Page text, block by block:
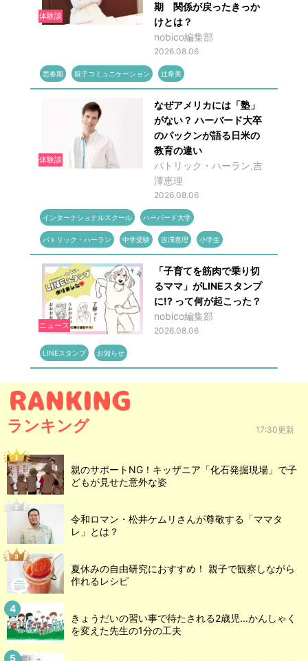
体験談
期 関係が戻ったきっか
けとは？
nobico編集部
2026.08.06
思春期 親子コミュニケーション 辻希美
体験談
なぜアメリカには「塾」
がない？ ハーバード大卒
のパックンが語る日米の
教育の違い
パトリック・ハーラン,吉
澤恵理
2026.08.06
インターナショナルスクール ハーバード大学
パトリック・ハーラン 中学受験 吉澤恵理 小学生
ニュース
「子育てを筋肉で乗り切
るママ」がLINEスタンプ
に!? って何が起こった？
nobico編集部
2026.08.06
LINEスタンプ お知らせ
ランキング 17:30更新
親のサポートNG！キッザニア「化石発掘現場」で子
どもが見せた意外な姿
令和ロマン・松井ケムリさんが尊敬する「ママタ
レ」とは？
夏休みの自由研究におすすめ！ 親子で観察しながら
作れるレシピ
きょうだいの習い事で待たされる2歳児...かんしゃく
を変えた先生の1分の工夫